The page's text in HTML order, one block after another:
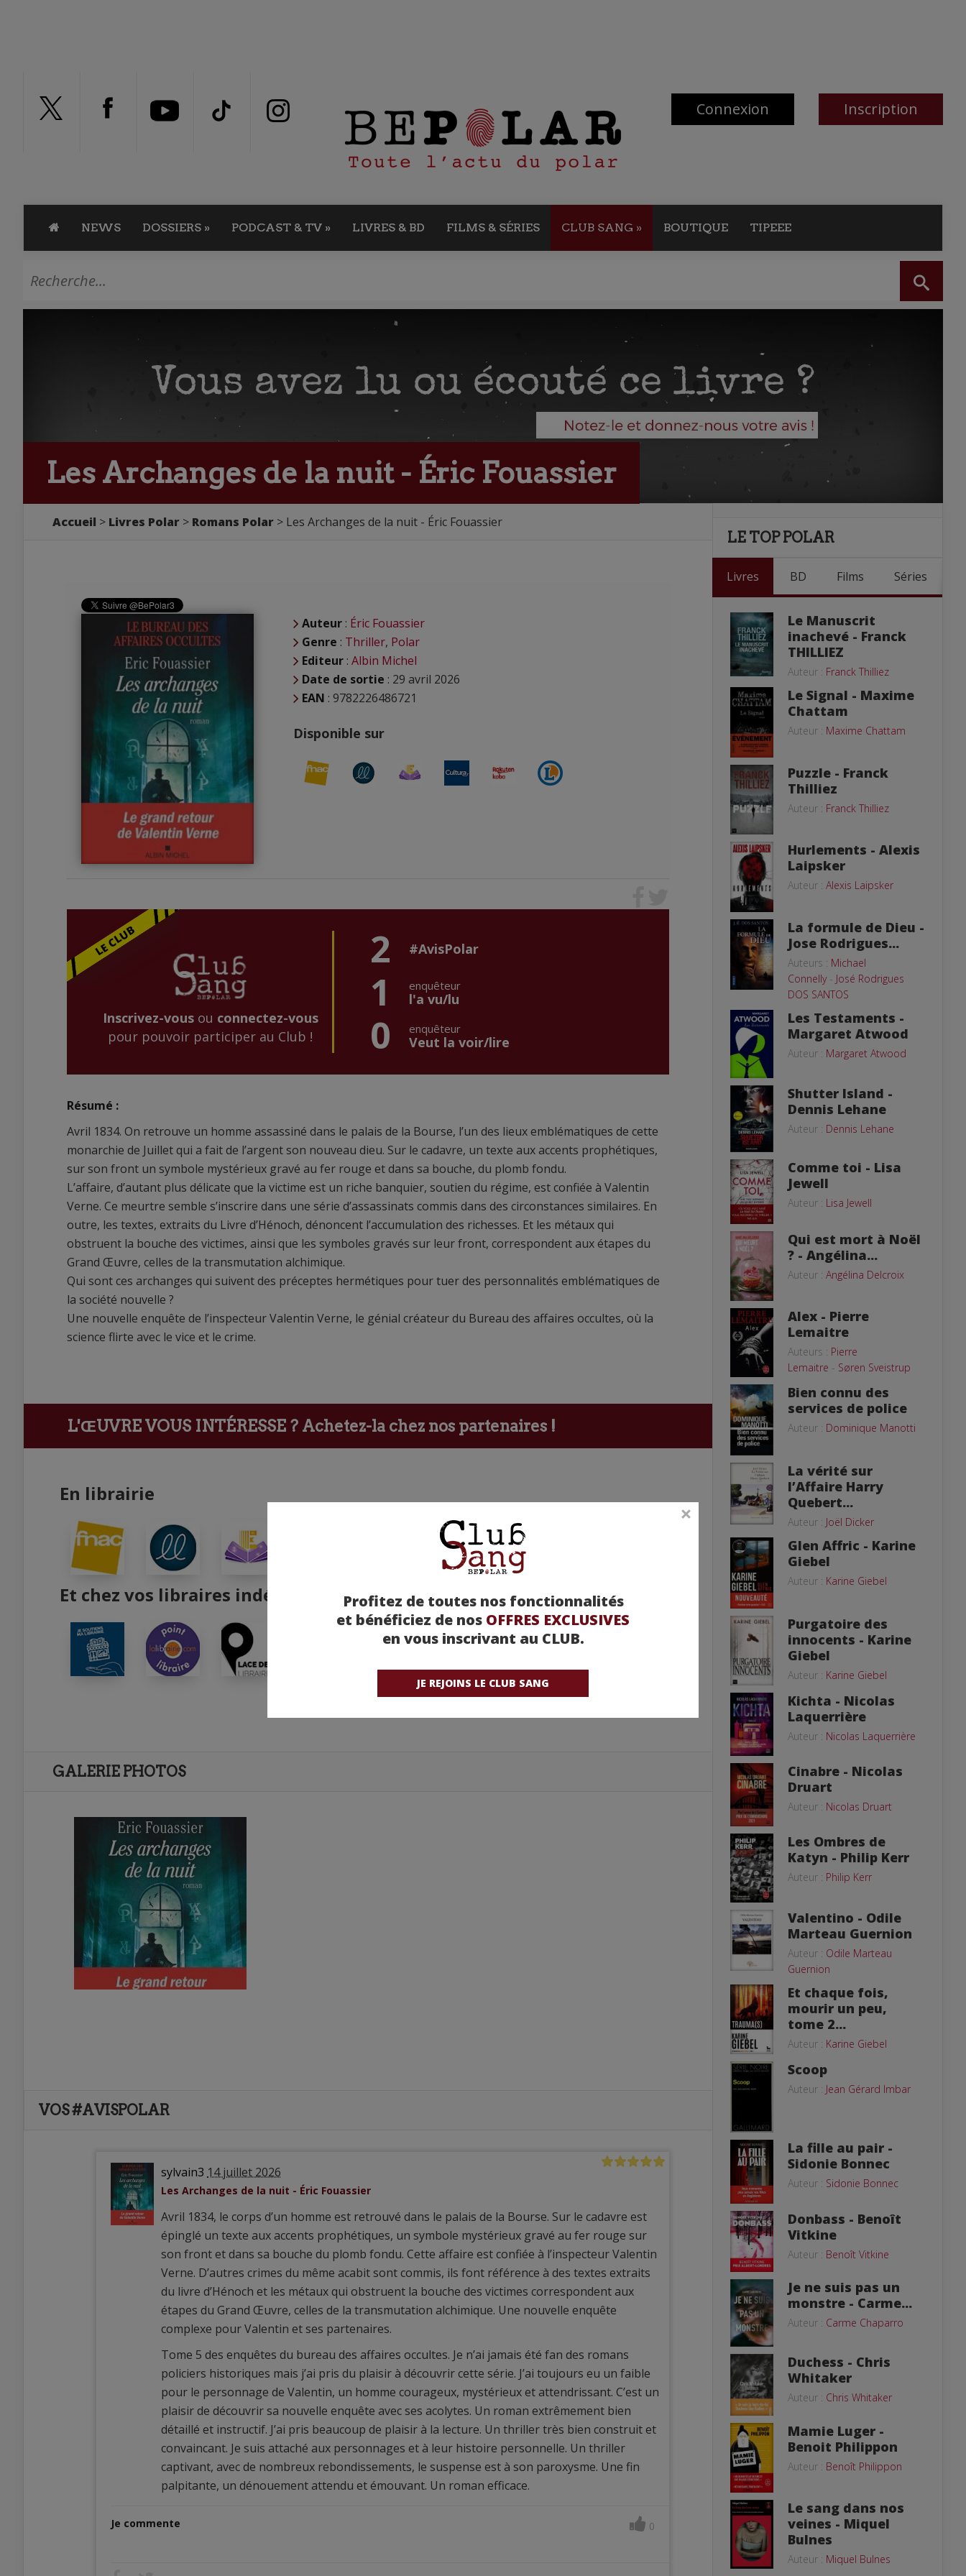
Connexion Inscription
NEWS DOSSIERS » PODCAST & TV » LIVRES & BD FILMS & SÉRIES CLUB SANG » BOUTIQUE TIPEEE
Profitez de toutes nos fonctionnalités
et bénéficiez de nos OFFRES EXCLUSIVES
en vous inscrivant au CLUB.
JE REJOINS LE CLUB SANG
Les Archanges de la nuit - Éric Fouassier
Accueil Livres Polar Romans Polar Les Archanges de la nuit - Éric Fouassier
Auteur : Éric Fouassier
Genre : Thriller, Polar
Editeur : Albin Michel
Date de sortie : 29 avril 2026
EAN : 9782226486721
Disponible sur
Inscrivez-vousou connectez-vous
pour pouvoir participer au Club !
2 #AvisPolar
1 enquêteur
l'a vu/lu
0 enquêteur
Veut la voir/lire
Résumé :
Avril 1834. On retrouve un homme assassiné dans le palais de la Bourse, l’un des lieux emblématiques de cette
monarchie de Juillet qui a fait de l’argent son nouveau dieu. Sur le cadavre, un texte aux accents prophétiques,
sur son front un symbole mystérieux gravé au fer rouge et dans sa bouche, du plomb fondu.
L’affaire, d’autant plus délicate que la victime est un riche banquier, soutien du régime, est confiée à Valentin
Verne. Ce meurtre semble s’inscrire dans une série d’assassinats commis dans des circonstances similaires. En
outre, les textes, extraits du Livre d’Hénoch, dénoncent l’accumulation des richesses. Et les métaux qui
obstruent la bouche des victimes, ainsi que les symboles gravés sur leur front, correspondent aux étapes du
Grand Œuvre, celles de la transmutation alchimique.
Qui sont ces archanges qui suivent des préceptes hermétiques pour tuer des personnalités emblématiques de
la société nouvelle ?
Une nouvelle enquête de l’inspecteur Valentin Verne, le génial créateur du Bureau des affaires occultes, où la
science flirte avec le vice et le crime.
L'ŒUVRE VOUS INTÉRESSE ? Achetez-la chez nos partenaires !
En librairie
Et chez vos libraires indépendants
GALERIE PHOTOS
VOS #AVISPOLAR
sylvain3 14 juillet 2026
Les Archanges de la nuit - Éric Fouassier
Avril 1834, le corps d’un homme est retrouvé dans le palais de la Bourse. Sur le cadavre est
épinglé un texte aux accents prophétiques, un symbole mystérieux gravé au fer rouge sur
son front et dans sa bouche du plomb fondu. Cette affaire est confiée à l’inspecteur Valentin
Verne. D’autres crimes du même acabit sont commis, ils font référence à des textes extraits
du livre d’Hénoch et les métaux qui obstruent la bouche des victimes correspondent aux
étapes du Grand Œuvre, celles de la transmutation alchimique. Une nouvelle enquête
complexe pour Valentin et ses partenaires.
Tome 5 des enquêtes du bureau des affaires occultes. Je n’ai jamais été fan des romans
policiers historiques mais j’ai pris du plaisir à découvrir cette série. J’ai toujours eu un faible
pour le personnage de Valentin, un homme courageux, mystérieux et attendrissant. C’est un
plaisir de découvrir sa nouvelle enquête avec ses acolytes. Un roman extrêmement bien
détaillé et instructif. J’ai pris beaucoup de plaisir à la lecture. Un thriller très bien construit et
convaincant. Je suis attaché aux personnages et à leur histoire personnelle. Un thriller
captivant, avec de nombreux rebondissements, le suspense est à son paroxysme. Une fin
palpitante, un dénouement attendu et émouvant. Un roman efficace.
Je commente 0
LE TOP POLAR
Livres BD Films Séries
Le Manuscrit
inachevé - Franck
THILLIEZ
Auteur : Franck Thilliez
Le Signal - Maxime
Chattam
Auteur : Maxime Chattam
Puzzle - Franck
Thilliez
Auteur : Franck Thilliez
Hurlements - Alexis
Laipsker
Auteur : Alexis Laipsker
La formule de Dieu -
Jose Rodrigues...
Auteurs : Michael
Connelly- José Rodrigues
DOS SANTOS
Les Testaments -
Margaret Atwood
Auteur : Margaret Atwood
Shutter Island -
Dennis Lehane
Auteur : Dennis Lehane
Comme toi - Lisa
Jewell
Auteur : Lisa Jewell
Qui est mort à Noël
? - Angélina...
Auteur : Angélina Delcroix
Alex - Pierre
Lemaitre
Auteurs : Pierre
Lemaitre - Søren Sveistrup
Bien connu des
services de police
Auteur : Dominique Manotti
La vérité sur
l’Affaire Harry
Quebert...
Auteur : Joël Dicker
Glen Affric - Karine
Giebel
Auteur : Karine Giebel
Purgatoire des
innocents - Karine
Giebel
Auteur : Karine Giebel
Kichta - Nicolas
Laquerrière
Auteur : Nicolas Laquerrière
Cinabre - Nicolas
Druart
Auteur : Nicolas Druart
Les Ombres de
Katyn - Philip Kerr
Auteur : Philip Kerr
Valentino - Odile
Marteau Guernion
Auteur : Odile Marteau
Guernion
Et chaque fois,
mourir un peu,
tome 2...
Auteur : Karine Giebel
Scoop
Auteur : Jean Gérard Imbar
La fille au pair -
Sidonie Bonnec
Auteur : Sidonie Bonnec
Donbass - Benoît
Vitkine
Auteur : Benoît Vitkine
Je ne suis pas un
monstre - Carme...
Auteur : Carme Chaparro
Duchess - Chris
Whitaker
Auteur : Chris Whitaker
Mamie Luger -
Benoit Philippon
Auteur : Benoît Philippon
Le sang dans nos
veines - Miquel
Bulnes
Auteur : Miquel Bulnes